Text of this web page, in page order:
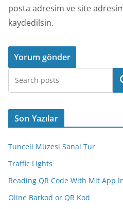
posta adresim ve site
kaydedilsin.
Son Yazılar
Tunceli Müzesi Sanal Tur
Traffic Lights
Reading QR Code With Mit App
Oline Barkod or QR Kod